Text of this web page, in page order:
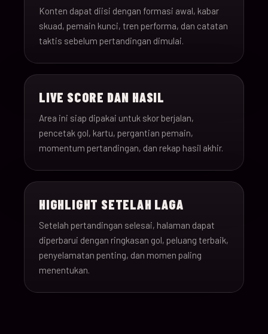
014
26
12:00 Spain v Cape Verde
15-Jun-
26
Iran v New Zealand
016
15-Jun-
12:00
017
16-Jun-
15:00 France v Senegal
018
26
18:00
019
16-Jun-
26
20:00 Argentina v Algeria
020 21:00 Austria v Jordan
Konten dapat diisi dengan formasi awal, kabar
skuad, pemain kunci, tren performa, dan catatan
taktis sebelum pertandingan dimulai.
LIVE SCORE DAN HASIL
Area ini siap dipakai untuk skor berjalan,
pencetak gol, kartu, pergantian pemain,
momentum pertandingan, dan rekap hasil akhir.
HIGHLIGHT SETELAH LAGA
Setelah pertandingan selesai, halaman dapat
diperbarui dengan ringkasan gol, peluang terbaik,
penyelamatan penting, dan momen paling
menentukan.